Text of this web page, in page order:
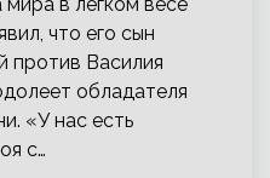
что его сын
против Василия
обладателя
«У нас есть
с…